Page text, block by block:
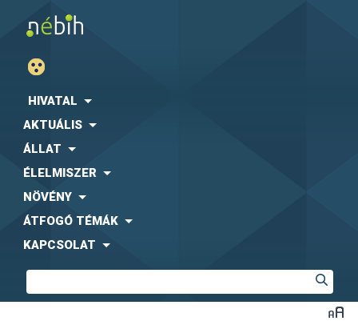
HIVATAL
AKTUÁLIS
ÁLLAT
ÉLELMISZER
NÖVÉNY
ÁTFOGÓ TÉMÁK
KAPCSOLAT